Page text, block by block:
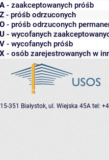
A - zaakceptowanych próśb
Z - próśb odrzuconych
O - próśb odrzuconych
U - wycofanych
V - wycofanych próśb
X - osób zarejestrowanych w
15-351 Białystok, ul. Wiejska 45A tel: